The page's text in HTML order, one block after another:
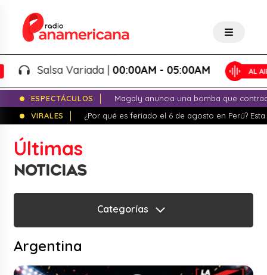
Salsa Variada |00:00AM - 05:00AM
ESPECTÁCULOS
Magaly anuncia una bomba que
VIRALES
¿Por qué es feriado el 6 de agosto en Perú?
Últimas
NOTICIAS
Categorías
Argentina